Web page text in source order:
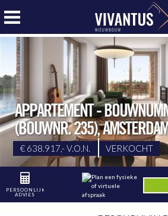
PERSOONLIJK
ADVIES
APPARTEMENT -
(BOUWNR. 235),AMSTERDAM
€ 638.917,- V.O.N. VERKOCHT